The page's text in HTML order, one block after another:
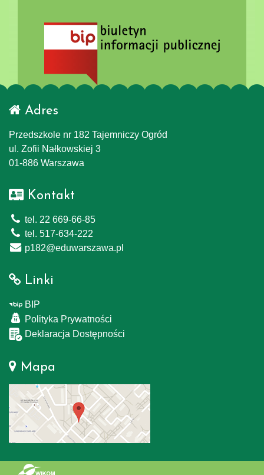
Adres
Przedszkole nr 182 Tajemniczy Ogród
ul. Zofii Nałkowskiej 3
01-886 Warszawa
Kontakt
tel. 22 669-66-85
tel. 517-634-222
p182@eduwarszawa.pl
Linki
BIP
Polityka Prywatności
Deklaracja Dostępności
Mapa